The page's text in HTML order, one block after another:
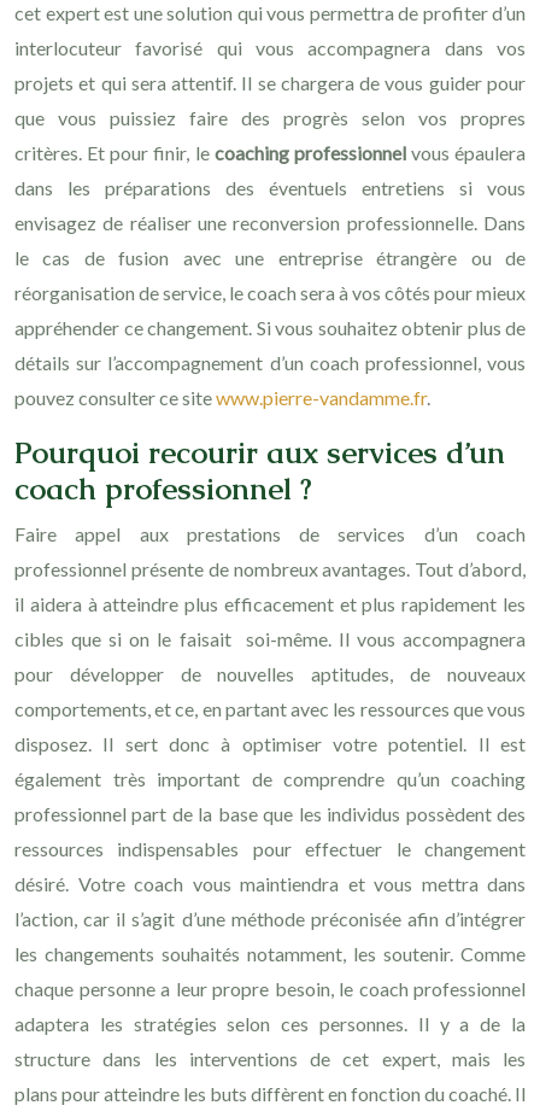
cet expert est une solution qui vous permettra de profiter d’un
interlocuteur favorisé qui vous accompagnera dans vos
projets et qui sera attentif. Il se chargera de vous guider pour
que vous puissiez faire des progrès selon vos propres
critères. Et pour finir, le coaching professionnelvous épaulera
dans les préparations des éventuels entretiens si vous
envisagez de réaliser une reconversion professionnelle. Dans
le cas de fusion avec une entreprise étrangère ou de
réorganisation de service, le coach sera à vos côtés pour mieux
appréhender ce changement. Si vous souhaitez obtenir plus de
détails sur l’accompagnement d’un coach professionnel, vous
pouvez consulter ce sitewww.pierre-vandamme.fr.
Pourquoi recourir aux services d’un
coach professionnel ?
Faire appel aux prestations de services d’un coach
professionnel présente de nombreux avantages. Tout d’abord,
il aidera à atteindre plus efficacement et plus rapidement les
cibles que si on le faisait soi-même. Il vous accompagnera
pour développer de nouvelles aptitudes, de nouveaux
comportements, et ce, en partant avec les ressources que vous
disposez. Il sert donc à optimiser votre potentiel. Il est
également très important de comprendre qu’un coaching
professionnel part de la base que les individus possèdent des
ressources indispensables pour effectuer le changement
désiré. Votre coach vous maintiendra et vous mettra dans
l’action, car il s’agit d’une méthode préconisée afin d’intégrer
les changements souhaités notamment, les soutenir. Comme
chaque personne a leur propre besoin, le coach professionnel
adaptera les stratégies selon ces personnes. Il y a de la
structure dans les interventions de cet expert, mais les
plans pour atteindre les buts diffèrent en fonction du coaché. Il